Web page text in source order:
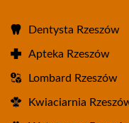
Dentysta Rzeszów
Apteka Rzeszów
Lombard Rzeszów
Kwiaciarnia